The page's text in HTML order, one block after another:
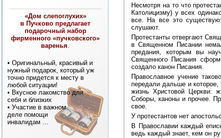
«Дом слепоглухих»
в Пучково предлагает
подарочный набор
фирменного «пучковского»
варенья.
• Оригинальный, красивый и
нужный подарок, который уж
точно придется к месту в
любой ситуации!
• Вкусное лакомство для
себя и близких
• Участие в важном
деле помощи
инвалидам ...
Несмотря на то что
Католицизму) у всех
все. На все это
слушают.
Протестанты отвергают
в Священном Писании
предания, которым вы
Священного Писания
создало канон Писания.
Православное учение
передали дальше и
жизнь Христовой Церкви:
Соборы, каноны и прочее.
свое.
У протестантов нет
В Православии каждый
ведь каждый знает, кем он